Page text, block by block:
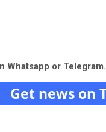
Whatsapp or Telegram.